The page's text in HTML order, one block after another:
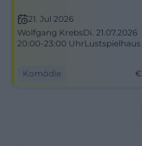
21. Jul 2026
Wolfgang KrebsDi. 21.07.2026
20:00-23:00 UhrLustspielhaus
Komödie €